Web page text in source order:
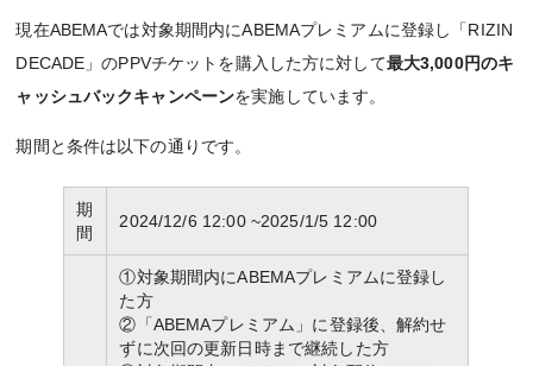
現在ABEMAでは対象期間内にABEMAプレミアムに登録し「RIZIN
DECADE」のPPVチケットを購入した方に対して最大3,000円のキ
ャッシュバックキャンペーンを実施しています。
期間と条件は以下の通りです。
期
間
2024/12/6 12:00 ~2025/1/5 12:00
①対象期間内にABEMAプレミアムに登録し
た方
②「ABEMAプレミアム」に登録後、解約せ
ずに次回の更新日時まで継続した方